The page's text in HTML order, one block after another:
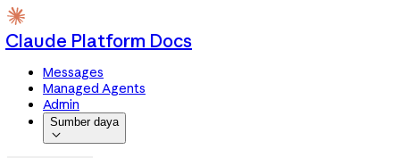
Claude Platform Docs
Messages
Managed Agents
Admin
Sumber daya
